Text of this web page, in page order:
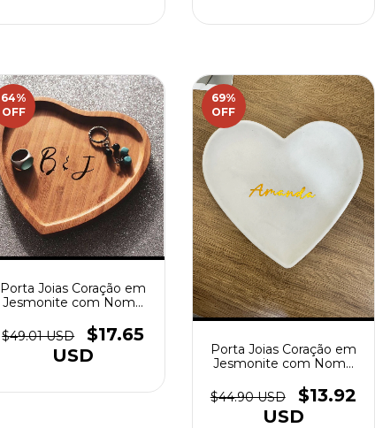
64%
OFF
Porta Joias Coração em
Jesmonite com Nome
$49.01 USD
$17.65
USD
69%
OFF
Porta Joias Coração em
Jesmonite com Nome
$44.90 USD
$13.92
USD